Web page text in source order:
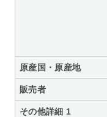
原産国・原産地
販売者
その他詳細 1